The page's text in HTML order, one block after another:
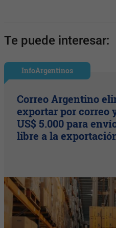
Te puede interesar:
InfoArgentinos
Correo Argentino
exportar por correo
US$ 5.000 para
libre a la